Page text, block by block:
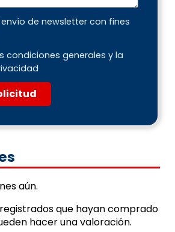
de newsletter con fines
condiciones generales y la
aún.
que hayan comprado
hacer una valoración.